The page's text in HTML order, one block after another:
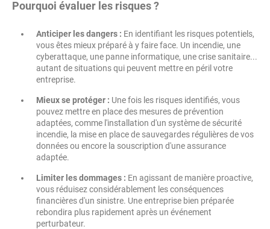
Pourquoi évaluer les risques ?
Anticiper les dangers : En identifiant les risques potentiels,
vous êtes mieux préparé à y faire face. Un incendie, une
cyberattaque, une panne informatique, une crise sanitaire...
autant de situations qui peuvent mettre en péril votre
entreprise.
Mieux se protéger : Une fois les risques identifiés, vous
pouvez mettre en place des mesures de prévention
adaptées, comme l'installation d'un système de sécurité
incendie, la mise en place de sauvegardes régulières de vos
données ou encore la souscription d'une assurance
adaptée.
Limiter les dommages : En agissant de manière proactive,
vous réduisez considérablement les conséquences
financières d'un sinistre. Une entreprise bien préparée
rebondira plus rapidement après un événement
perturbateur.